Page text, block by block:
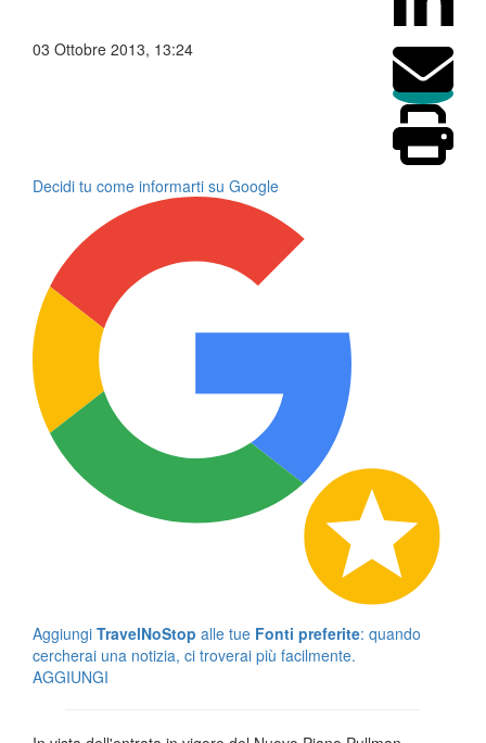
03 Ottobre 2013, 13:24
Decidi tu come informarti su Google
Aggiungi TravelNoStop alle tue Fonti preferite: quando
cercherai una notizia, ci troverai più facilmente.
AGGIUNGI